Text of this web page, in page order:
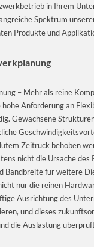
in Ihrem
Spektrum
Produkte und
– Mehr als reine
Anforderung an
Gewachsene
Zeitruck behoben
nicht die Ursache
Bandbreite für weitere
nur die reinen
Ausrichtung des
und dieses
die Auslastung